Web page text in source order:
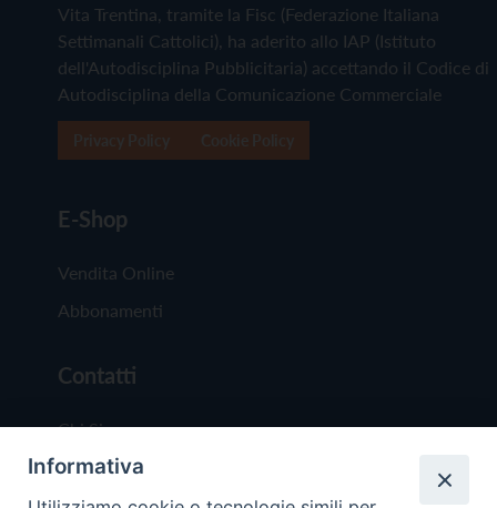
Vita Trentina, tramite la Fisc (Federazione Italiana
Settimanali Cattolici), ha aderito allo IAP (Istituto
dell'Autodisciplina Pubblicitaria) accettando il Codice di
Autodisciplina della Comunicazione Commerciale
E-Shop
Vendita Online
Abbonamenti
Contatti
Chi Siamo
Redazione
Informativa